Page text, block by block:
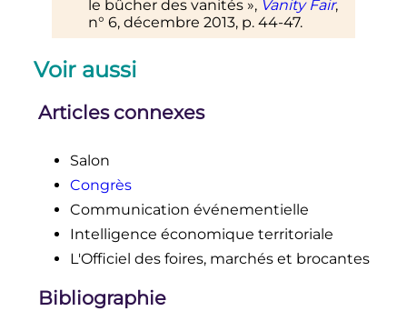
le bûcher des vanités », Vanity Fair,
n° 6, décembre 2013, p. 44-47.
Voir aussi
Articles connexes
Salon
Congrès
Communication événementielle
Intelligence économique territoriale
L'Officiel des foires, marchés et brocantes
Bibliographie